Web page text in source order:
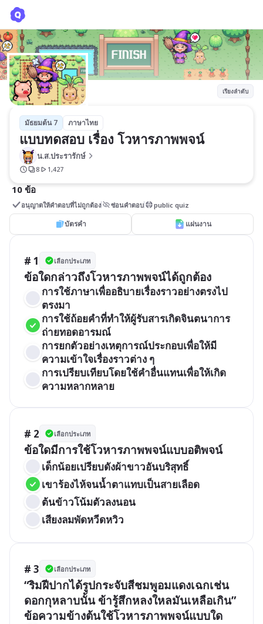
เรียงลำดับ
มัธยมต้น 7 ภาษาไทย
แบบทดสอบ เรื่อง โวหารภาพพจน์
น.ส.ประรารักษ์
8 1,427
10 ข้อ
อนุญาตให้คำตอบที่ไม่ถูกต้อง ซ่อนคำตอบ public quiz
บัตรคำ แผ่นงาน
# 1 เลือกประเภท
ข้อใดกล่าวถึงโวหารภาพพจน์ได้ถูกต้อง
การใช้ภาษาเพื่ออธิบายเรื่องราวอย่างตรงไป
ตรงมา
การใช้ถ้อยคำที่ทำให้ผู้รับสารเกิดจินตนาการ
ถ่ายทอดอารมณ์
การยกตัวอย่างเหตุการณ์ประกอบเพื่อให้มี
ความเข้าใจเรื่องราวต่าง ๆ
การเปรียบเทียบโดยใช้คำอื่นแทนเพื่อให้เกิด
ความหลากหลาย
# 2 เลือกประเภท
ข้อใดมีการใช้โวหารภาพพจน์แบบอติพจน์
เด็กน้อยเปรียบดังผ้าขาวอันบริสุทธิ์
เขาร้องไห้จนน้ำตาแทบเป็นสายเลือด
ต้นข้าวโน้มตัวลงนอน
เสียงลมพัดหวีดหวิว
# 3 เลือกประเภท
“ริมฝีปากได้รูปกระจับสีชมพูอมแดงเฉกเช่น
ดอกกุหลาบนั้น ข้ารู้สึกหลงใหลมันเหลือเกิน”
ข้อความข้างต้นใช้โวหารภาพพจน์แบบใด